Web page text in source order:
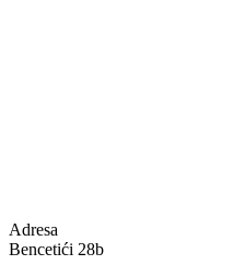
Adresa
Bencetići 28b